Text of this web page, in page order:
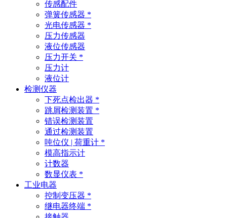
传感配件
弹簧传感器 *
光电传感器 *
压力传感器
液位传感器
压力开关 *
压力计
液位计
检测仪器
下死点检出器 *
跳屑检测装置 *
错误检测装置
通过检测装置
吨位仪 | 荷重计 *
模高指示计
计数器
数显仪表 *
工业电器
控制变压器 *
继电器终端 *